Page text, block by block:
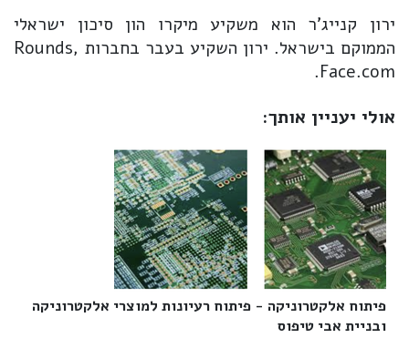
ירון קנייג'ר הוא משקיע מיקרו הון סיכון ישראלי
הממוקם בישראל. ירון השקיע בעבר בחברות Rounds,
Face.com.
אולי יעניין אותך:
פיתוח אלקטרוניקה - פיתוח רעיונות למוצרי אלקטרוניקה
ובניית אבי טיפוס‎